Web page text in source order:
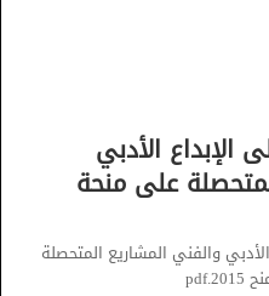
الأدبي
على منحة
والفني المشاريع المتحصلة